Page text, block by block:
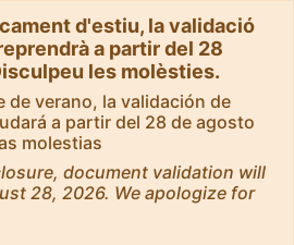
d'estiu, la validació
a partir del 28
les molèsties.
de verano, la validación de
a partir del 28 de agosto
molestias
document validation will
28, 2026. We apologize for